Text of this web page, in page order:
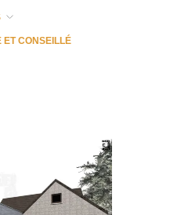
ET CONSEILLÉ